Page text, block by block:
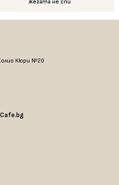
жегата не спи
Кюри №20